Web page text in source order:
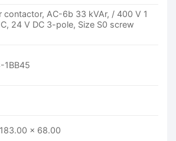
contactor, AC-6b 33 kVAr, / 400 V 1
24 V DC 3-pole, Size S0 screw
1BB45
x 68.00